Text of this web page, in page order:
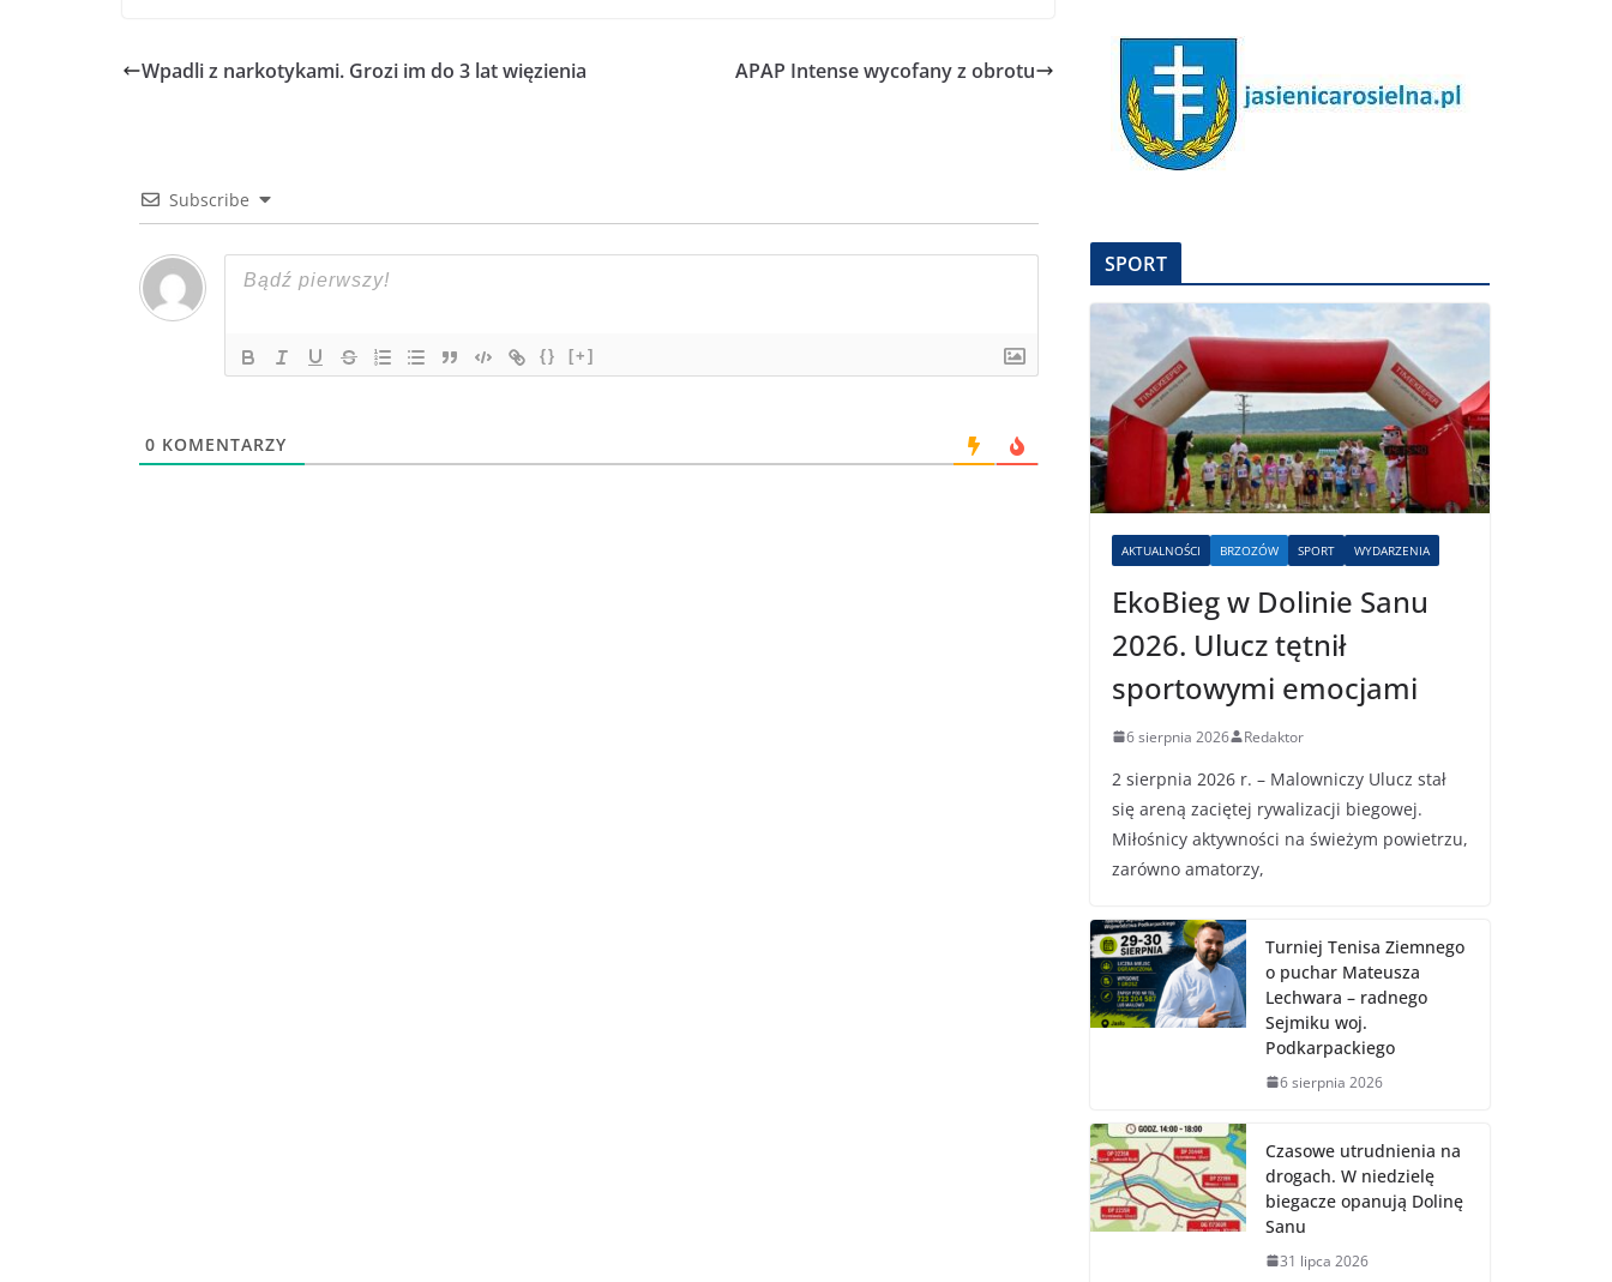
Wpadli z narkotykami. Grozi im do 3 lat więzienia APAP Intense wycofany z obrotu
Subscribe
{} [+]
0 KOMENTARZY
SPORT
AKTUALNOŚCI BRZOZÓW SPORT WYDARZENIA
EkoBieg w Dolinie Sanu
2026. Ulucz tętnił
sportowymi emocjami
6 sierpnia 2026 Redaktor
2 sierpnia 2026 r. – Malowniczy Ulucz stał
się areną zaciętej rywalizacji biegowej.
Miłośnicy aktywności na świeżym powietrzu,
zarówno amatorzy,
Turniej Tenisa Ziemnego
o puchar Mateusza
Lechwara – radnego
Sejmiku woj.
Podkarpackiego
6 sierpnia 2026
Czasowe utrudnienia na
drogach. W niedzielę
biegacze opanują Dolinę
Sanu
31 lipca 2026